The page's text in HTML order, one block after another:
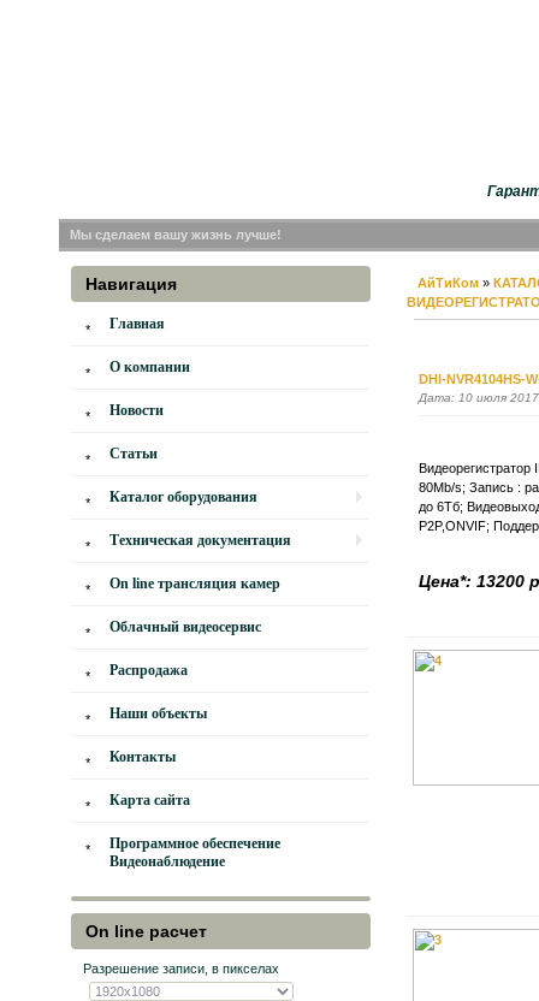
Мы сделаем вашу жизнь лучше!
Навигация
Главная
О компании
Новости
Статьи
Каталог оборудования
Техническая документация
On line трансляция камер
Облачный видеосервис
Распродажа
Наши объекты
Контакты
Карта сайта
Программное обеспечение
Видеонаблюдение
On line расчет
Разрешение записи, в пикселах
АйТиКом »
DHI-NVR4104HS-
Дата: 10 июля 2017
Видеорегистратор
80Mb/s; Запись :
до 6Тб;
P2P,ONVIF;
Цена*: 13200